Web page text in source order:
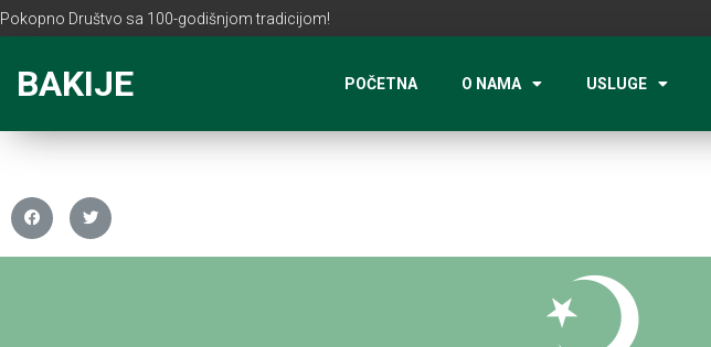
Pokopno Društvo sa 100-godišnjom tradicijom!
BAKIJE POČETNA O NAMA USLUGE